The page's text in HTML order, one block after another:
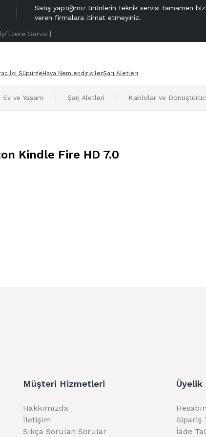
Satış yaptığımız ürünlerin teknik servisi tamamen
veren firmalara itimat etmeyiniz.
Ezere Servis |
İçi SüpürgeHava NemlendiricilerŞarj Aletleri
Ev ve Yaşam Şarj Aletleri Kablolar ve
Kindle Fire HD 7.0
Müşteri Hizmetleri
Hakkımızda
İletişim
Sıkça Sorulan Sorular
Üyelik
Sipariş
İade